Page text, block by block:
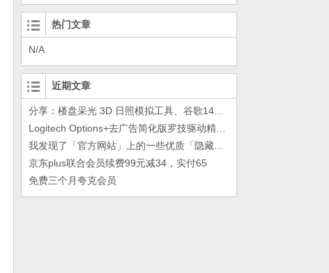
热门文章
N/A
近期文章
京东plus联合会员续费99元减34，实付65
免费三个月夸克会员